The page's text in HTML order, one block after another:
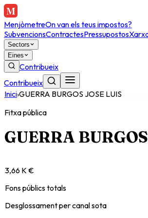
MenjòmetreOn van els teus impostos?
SubvencionsContractesPressupostos
Sectors
Eines
Contribueix
Contribueix
Inici›GUERRA BURGOS JOSE LUIS
Fitxa pública
GUERRA
3,66 K €
Fons públics totals
Desglossament per canal sota